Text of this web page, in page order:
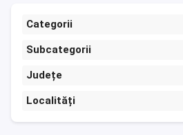
Categorii
Subcategorii
Județe
Localități